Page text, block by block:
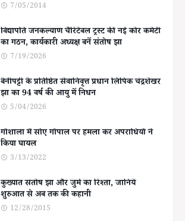
7/05/2014
विद्यापति जनकल्याण चैरिटेबल ट्रस्ट की नई कोर कमेटी
का गठन, कार्यकारी अध्यक्ष बनें संतोष झा
7/19/2026
बेनीपट्टी के प्रतिष्ठित सेवानिवृत्त प्रधान लिपिक चंद्रशेखर
झा का 94 वर्ष की आयु में निधन
5/04/2026
गोशाला में सोए गोपाल पर हमला कर अपराधियों ने
किया घायल
3/13/2022
कुख्यात संतोष झा और जुर्म का रिश्ता, जानिये
शुरुआत से अब तक की कहानी
12/28/2015